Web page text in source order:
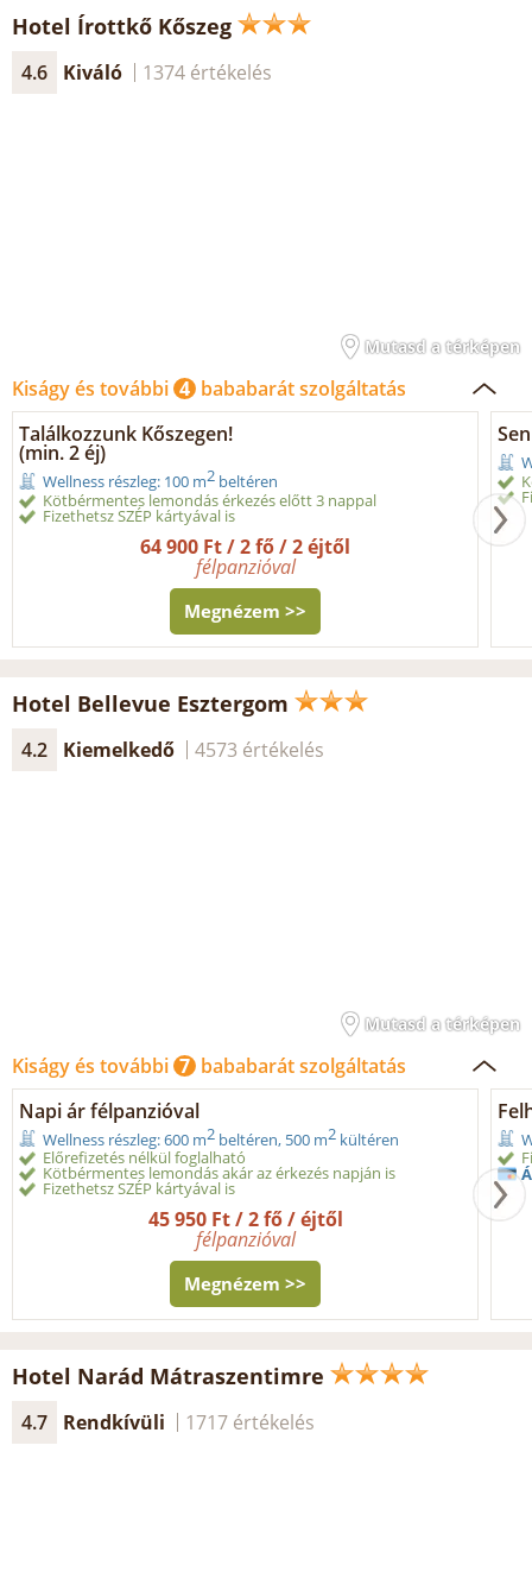
Hotel Írottkő Kőszeg
4.6 Kiváló 1374 értékelés
Mutasd a térképen
Kiságy és további 4 bababarát szolgáltatás
Találkozzunk Kőszegen!
(min. 2 éj)
Wellness részleg: 100 m2 beltéren
Kötbérmentes lemondás érkezés előtt 3 nappal
Fizethetsz SZÉP kártyával is
64 900 Ft / 2 fő / 2 éjtől
félpanzióval
Megnézem >>
Hotel Bellevue Esztergom
4.2 Kiemelkedő 4573 értékelés
Mutasd a térképen
Kiságy és további 7 bababarát szolgáltatás
Napi ár félpanzióval
Wellness részleg: 600 m2 beltéren, 500 m2 kültéren
Előrefizetés nélkül foglalható
Kötbérmentes lemondás akár az érkezés napján is
Fizethetsz SZÉP kártyával is
45 950 Ft / 2 fő / éjtől
félpanzióval
Megnézem >>
Hotel Narád Mátraszentimre
4.7 Rendkívüli 1717 értékelés